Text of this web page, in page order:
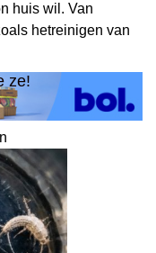
huis wil. Van
hetreinigen van
ze!